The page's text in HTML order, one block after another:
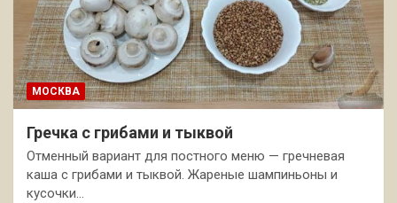
МОСКВА
Гречка с грибами и тыквой
Отменный вариант для постного меню — гречневая
каша с грибами и тыквой. Жареные шампиньоны и
кусочки…